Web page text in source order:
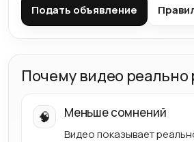
Подать объявление
Почему видео реально
🧠 Меньше сомнений
Видео показывает